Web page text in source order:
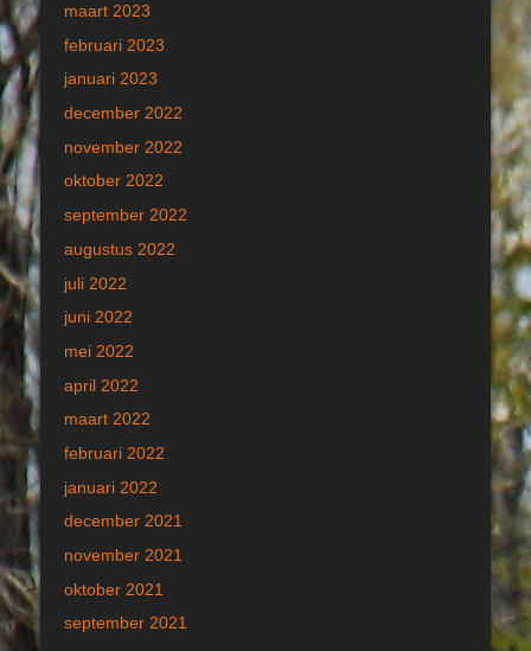
maart 2023
februari 2023
januari 2023
december 2022
november 2022
oktober 2022
september 2022
augustus 2022
juli 2022
juni 2022
mei 2022
april 2022
maart 2022
februari 2022
januari 2022
december 2021
november 2021
oktober 2021
september 2021